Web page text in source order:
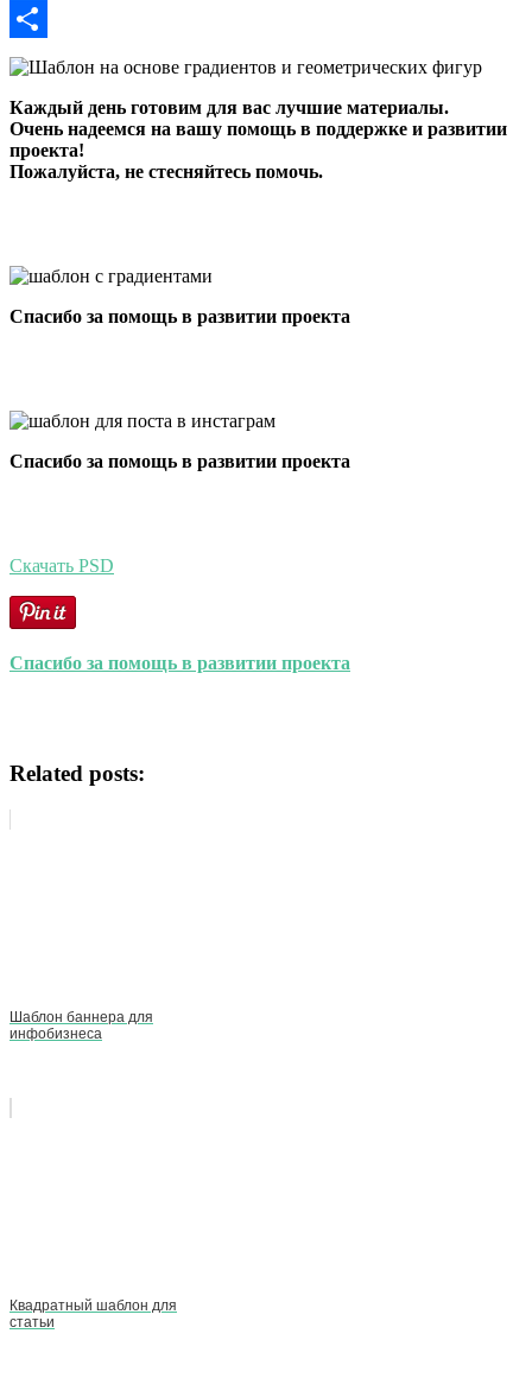
Telegram
Отправить
Каждый день готовим для вас лучшие материалы.
Очень надеемся на вашу помощь в поддержке и развитии
проекта!
Пожалуйста, не стесняйтесь помочь.
Спасибо за помощь в развитии проекта
Спасибо за помощь в развитии проекта
Скачать PSD
Спасибо за помощь в развитии проекта
Related posts:
Шаблон баннера для
инфобизнеса
Квадратный шаблон для
статьи